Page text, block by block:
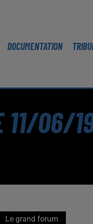
DOCUMENTATION
11/06/
Le grand forum